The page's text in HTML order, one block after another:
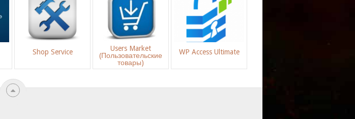
Shop Service
Users Market
(Пользовательские
товары)
WP Access Ultimate